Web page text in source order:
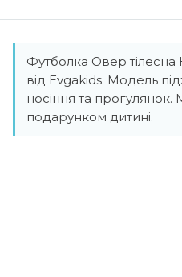
Футболка Овер
від Evgakids. Модель
носіння та
подарунком дитині.